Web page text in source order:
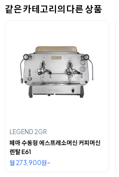
같은 카테고리의 다른 상품
LEGEND 2GR
페마 수동형 에스프레소머신 커피머신
렌탈 E61
월 273,900원~